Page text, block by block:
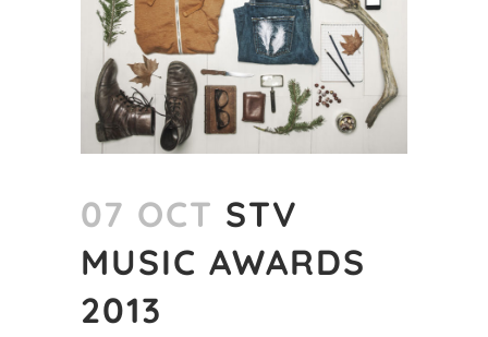
07 OCT STV
MUSIC AWARDS
2013